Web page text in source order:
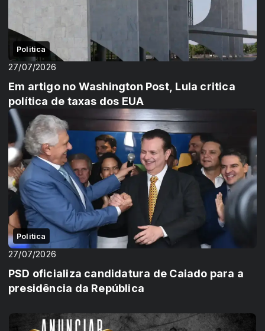
Politica
27/07/2026
Em artigo no Washington Post, Lula critica
política de taxas dos EUA
Politica
27/07/2026
PSD oficializa candidatura de Caiado para a
presidência da República